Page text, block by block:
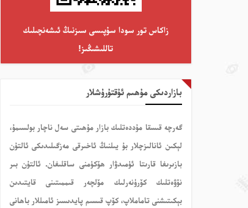
زاكاس تور سودا سۇپىسى سىزنىڭ ئىشەنچىلىك
تاللىشىڭىز!
بازاردىكى مۇھىم ئۇقتۇرۇشلار
گەرچە قىسقا مۇددەتلىك بازار مۇھىتى سەل ناچار بولسىمۇ،
لېكىن ئانالىزچلار بۇ يىلنىڭ ئاخىرقى مەزگىلىدىكى ئالتۇن
بازىرىغا قارىتا ئۈمىدۋار ھۆكۈمنى ساقلىغان. ئالتۇن بىر
نۆۋەتلىك كۆرۈنەرلىك مۆلچەر قىممىتىنى قايتىدىن
بېكىتىشنى تاماملاپ، كۆپ قىسىم پايدىسىز ئامىللار باھانى